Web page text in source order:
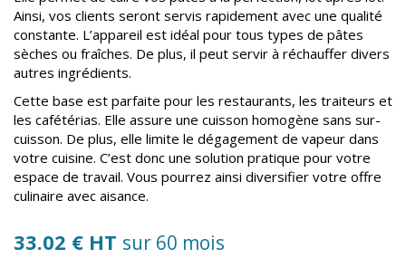
Ainsi, vos clients seront servis rapidement avec une qualité
constante. L’appareil est idéal pour tous types de pâtes
sèches ou fraîches. De plus, il peut servir à réchauffer divers
autres ingrédients.
Cette base est parfaite pour les restaurants, les traiteurs et
les cafétérias. Elle assure une cuisson homogène sans sur-
cuisson. De plus, elle limite le dégagement de vapeur dans
votre cuisine. C’est donc une solution pratique pour votre
espace de travail. Vous pourrez ainsi diversifier votre offre
culinaire avec aisance.
33.02 € HT sur 60 mois